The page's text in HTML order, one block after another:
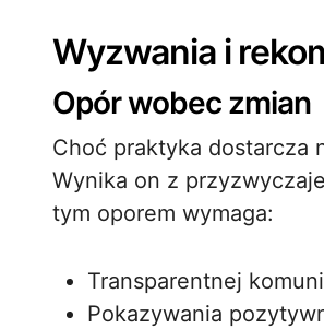
Wyzwania i
Opór wobec zmian
Choć praktyka dostarcza
Wynika on z
tym oporem wymaga:
Transparentnej
Pokazywania